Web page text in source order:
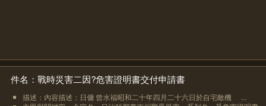
件名：戰時災害二因?危害證明書交付申請書
描述：內容描述：日傭 曾水福昭和二十年四月二十六日於自宅敵機
...